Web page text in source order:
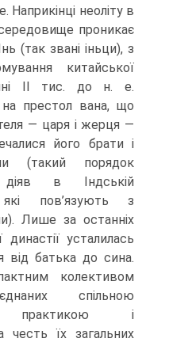
Наприкінці неоліту в
проникає
(так звані іньци), з
китайської
II тис. до н. е.
престол вана, що
— царя і жерця —
його брати і
(такий порядок
діяв в Індській
які пов’язують з
Лише за останніх
династії усталилась
від батька до сина.
колективом
спільною
практикою і
честь їх загальних